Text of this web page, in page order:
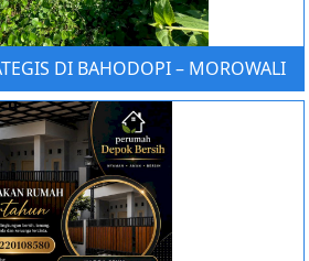
DI BAHODOPI – MOROWALI